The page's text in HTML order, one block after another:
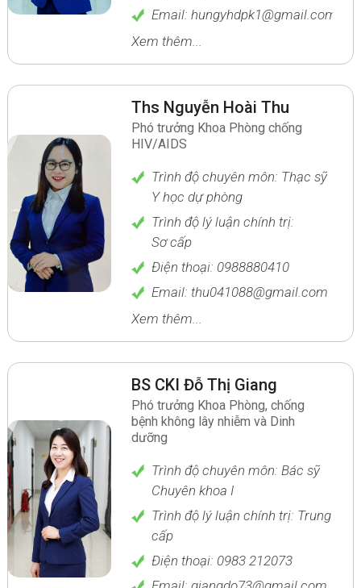
Email: hungyhdpk1@gmail.com
Xem thêm...
Ths Nguyễn Hoài Thu
Phó trưởng Khoa Phòng chống
HIV/AIDS
Trình độ chuyên môn: Thạc sỹ
Y học dự phòng
Trình độ lý luận chính trị:
Sơ cấp
Điện thoại: 0988880410
Email: thu041088@gmail.com
Xem thêm...
BS CKI Đỗ Thị Giang
Phó trưởng Khoa Phòng, chống
bệnh không lây nhiễm và Dinh
dưỡng
Trình độ chuyên môn: Bác sỹ
Chuyên khoa I
Trình độ lý luận chính trị: Trung
cấp
Điện thoại: 0983 212073